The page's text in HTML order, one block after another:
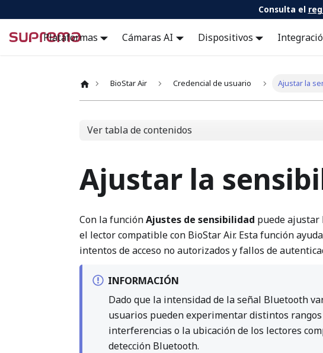
Consulta el
Docs
Plataformas Cámaras AI Dispositivos
BioStar Air Credencial de usuario Ajustar la
Ver tabla de contenidos
Ajustar la
Con la funciónAjustes de sensibilidad puede
el lector compatible con BioStar Air. Esta función
intentos de acceso no autorizados y fallos de
INFORMACIÓN
Dado que la intensidad de la señal Bluetooth
usuarios pueden experimentar distintos
interferencias o la ubicación de los lectores
detección Bluetooth.